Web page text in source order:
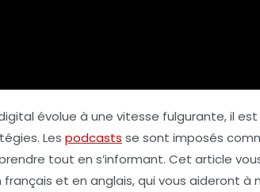
évolue à une vitesse fulgurante, il
Les podcasts se sont imposés
tout en s’informant. Cet article
français et en anglais, qui vous aideront